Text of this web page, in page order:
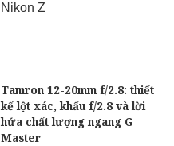
Tamron 12-20mm f/2.8: thiết
kế lột xác, khẩu f/2.8 và lời
hứa chất lượng ngang G
Master